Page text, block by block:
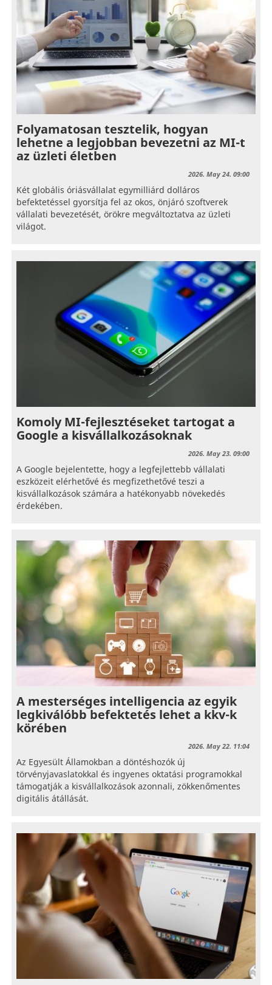
Folyamatosan tesztelik, hogyan
lehetne a legjobban bevezetni az MI-t
az üzleti életben
2026. May 24. 09:00
Két globális óriásvállalat egymilliárd dolláros
befektetéssel gyorsítja fel az okos, önjáró szoftverek
vállalati bevezetését, örökre megváltoztatva az üzleti
világot.
Komoly MI-fejlesztéseket tartogat a
Google a kisvállalkozásoknak
2026. May 23. 09:00
A Google bejelentette, hogy a legfejlettebb vállalati
eszközeit elérhetővé és megfizethetővé teszi a
kisvállalkozások számára a hatékonyabb növekedés
érdekében.
A mesterséges intelligencia az egyik
legkiválóbb befektetés lehet a kkv-k
körében
2026. May 22. 11:04
Az Egyesült Államokban a döntéshozók új
törvényjavaslatokkal és ingyenes oktatási programokkal
támogatják a kisvállalkozások azonnali, zökkenőmentes
digitális átállását.